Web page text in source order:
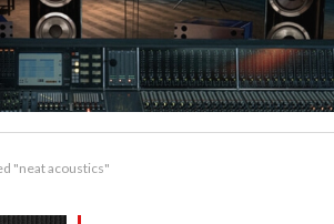
"neat acoustics"